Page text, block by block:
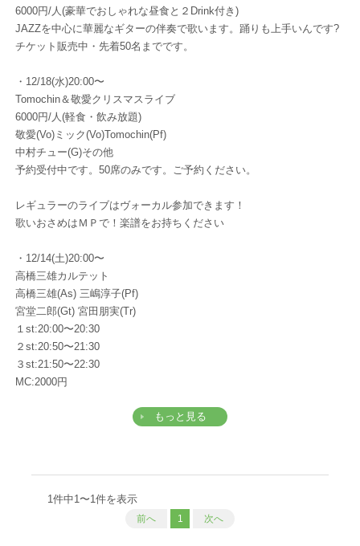
6000円/人(豪華でおしゃれな昼食と２Drink付き)
JAZZを中心に華麗なギターの伴奏で歌います。踊りも上手いんです?
チケット販売中・先着50名までです。
・12/18(水)20:00〜
Tomochin＆敬愛クリスマスライブ
6000円/人(軽食・飲み放題)
敬愛(Vo)ミック(Vo)Tomochin(Pf)
中村チュー(G)その他
予約受付中です。50席のみです。ご予約ください。
レギュラーのライブはヴォーカル参加できます！
歌いおさめはＭＰで！楽譜をお持ちください
・12/14(土)20:00〜
高橋三雄カルテット
高橋三雄(As) 三嶋淳子(Pf)
宮堂二郎(Gt) 宮田朋実(Tr)
１st:20:00〜20:30
２st:20:50〜21:30
３st:21:50〜22:30
MC:2000円
もっと見る
1件中1〜1件を表示
前へ 1 次へ